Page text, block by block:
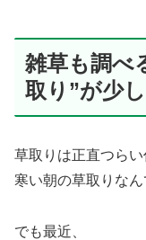
雑草も調べ
取り”が少
草取りは正直つらい
寒い朝の草取りな
でも最近、